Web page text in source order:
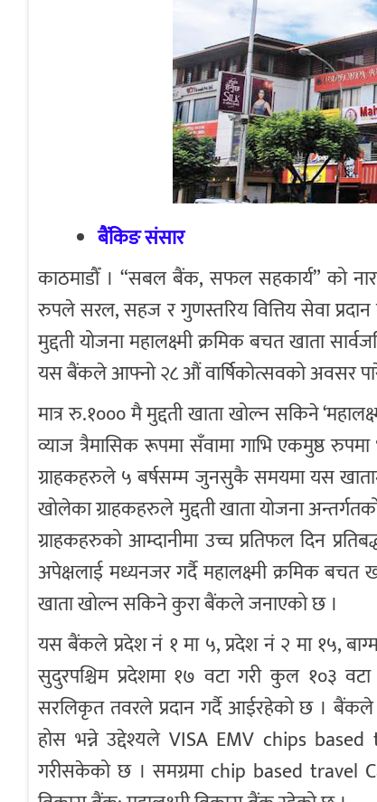
बैंकिङ संसार
काठमाडौँ । “सबल बैंक, सफल सहकार्य” को
रुपले सरल, सहज र गुणस्तरिय वित्तिय सेवा
मुद्दती योजना महालक्ष्मी क्रमिक बचत खाता
यस बैंकले आफ्नो २८ औं वार्षिकोत्सवको अवसर
मात्र रु.१००० मै मुद्दती खाता खोल्न सकिने
व्याज त्रैमासिक रूपमा सँवामा गाभि एकमुष्ठ
ग्राहकहरुले ५ बर्षसम्म जुनसुकै समयमा यस
खोलेका ग्राहकहरुले मुद्दती खाता योजना
ग्राहकहरुको आम्दानीमा उच्च प्रतिफल दिन
अपेक्षलाई मध्यनजर गर्दै महालक्ष्मी क्रमिक बचत
खाता खोल्न सकिने कुरा बैंकले जनाएको छ ।
यस बैंकले प्रदेश नं १ मा ५, प्रदेश नं २ मा १५,
सुदुरपश्चिम प्रदेशमा १७ वटा गरी कुल १०३
सरलिकृत तवरले प्रदान गर्दै आईरहेको छ । बैंकले
होस भन्ने उद्देश्यले VISA EMV chips
गरीसकेको छ । समग्रमा chip based travel